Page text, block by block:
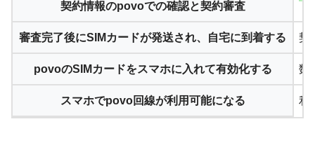
契約情報のpovoでの確認と契約審査
審査完了後にSIMカードが発送され、自宅に到着する 契
povoのSIMカードをスマホに入れて有効化する 数
スマホでpovo回線が利用可能になる 利